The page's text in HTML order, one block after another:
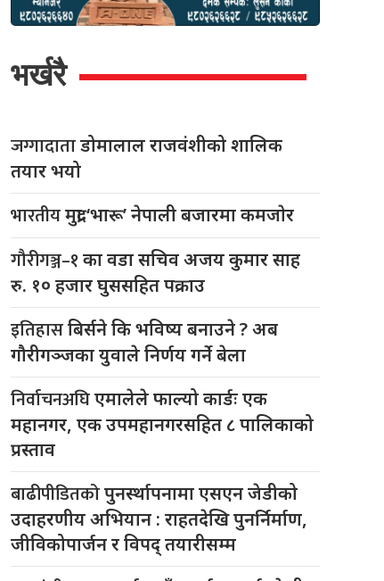
भर्खरै
जग्गादाताडोमालाल राजवंशीको शालिक
तयार भयो
भारतीयमुद्रा ‘भारू’ नेपाली बजारमा कमजाेर
गौरीगञ्ज–१का वडा सचिव अजय कुमार साह
रु. १० हजार घुससहित पक्राउ
इतिहासबिर्सने कि भविष्य बनाउने ? अब
गौरीगञ्जका युवाले निर्णय गर्ने बेला
निर्वाचनअघिएमालेले फाल्यो कार्डः एक
महानगर, एक उपमहानगरसहित ८ पालिकाको
प्रस्ताव
बाढीपीडितकोपुनर्स्थापनामा एसएन जेडीको
उदाहरणीय अभियान : राहतदेखि पुनर्निर्माण,
जीविकोपार्जन र विपद् तयारीसम्म